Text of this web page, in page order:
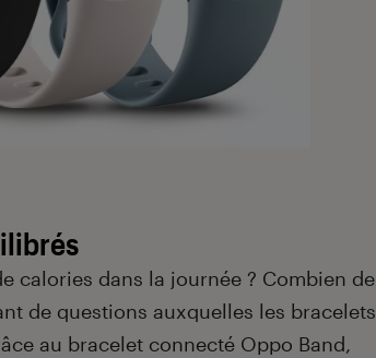
calories dans la journée ? Combien de
de questions auxquelles les bracelets
au bracelet connecté Oppo Band,